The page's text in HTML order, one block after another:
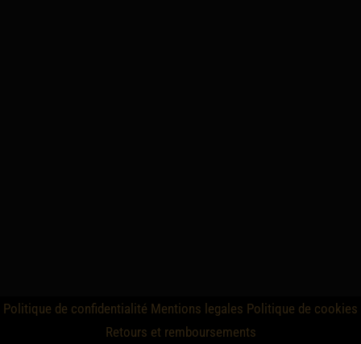
Politique de confidentialité Mentions legales Politique de cookies
Retours et remboursements